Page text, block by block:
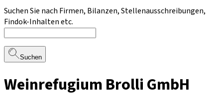
Suchen Sie nach Firmen, Bilanzen, Stellenausschreibungen,
Findok-Inhalten etc.
Suchen
Weinrefugium Brolli GmbH